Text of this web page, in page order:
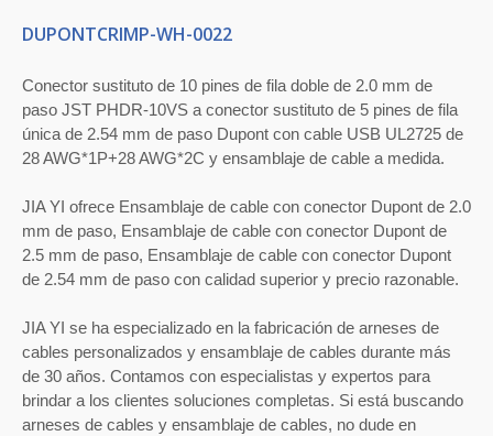
DUPONTCRIMP-WH-0022
Conector sustituto de 10 pines de fila doble de 2.0 mm de
paso JST PHDR-10VS a conector sustituto de 5 pines de fila
única de 2.54 mm de paso Dupont con cable USB UL2725 de
28 AWG*1P+28 AWG*2C y ensamblaje de cable a medida.
JIA YI ofrece Ensamblaje de cable con conector Dupont de 2.0
mm de paso, Ensamblaje de cable con conector Dupont de
2.5 mm de paso, Ensamblaje de cable con conector Dupont
de 2.54 mm de paso con calidad superior y precio razonable.
JIA YI se ha especializado en la fabricación de arneses de
cables personalizados y ensamblaje de cables durante más
de 30 años. Contamos con especialistas y expertos para
brindar a los clientes soluciones completas. Si está buscando
arneses de cables y ensamblaje de cables, no dude en